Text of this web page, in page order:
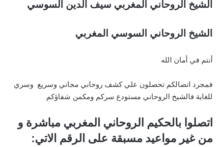
الشيخ الروحاني المغربي سيف الدين السوسي
الشيخ الروحاني السوسي المغربي
أنتم في أمان الله
فمجرد اتصالكم تحصلون علي كشف روحاني مجاني وسريع وسري
للغاية فالشيخ الروحاني مستودع سركم ومكمن شفاؤكم
اتصلوا بالحكيم الروحاني المغربي مباشرة و
من غير مواعيد مسبقة على الرقم الاتي: